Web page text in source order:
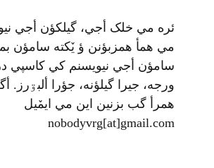
ئره مي خلک أجي، گيلکؤن أجي
مي همأ همزبؤنن ؤ يٚکته سامؤن
سامؤن أجي نيويسنم کي کاسپي
ورجه، جيرا گيلؤنه، جؤرا ألبۊرز.
همرأ گب بزنين اين مي ايمٚیل‌ ‌
nobodyvrg[at]gmail.com